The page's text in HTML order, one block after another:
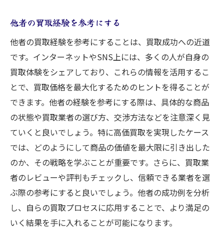
他者の買取経験を参考にする
他者の買取経験を参考にすることは、買取成功への近道
です。インターネットやSNS上には、多くの人が自身の
買取体験をシェアしており、これらの情報を活用するこ
とで、買取価格を最大化するためのヒントを得ることが
できます。他者の経験を参考にする際は、具体的な商品
の状態や買取業者の選び方、交渉方法などを注意深く見
ていくと良いでしょう。特に高価買取を実現したケース
では、どのようにして商品の価値を最大限に引き出した
のか、その戦略を学ぶことが重要です。さらに、買取業
者のレビューや評判もチェックし、信頼できる業者を選
ぶ際の参考にすると良いでしょう。他者の成功例を分析
し、自らの買取プロセスに応用することで、より満足の
いく結果を手に入れることが可能になります。